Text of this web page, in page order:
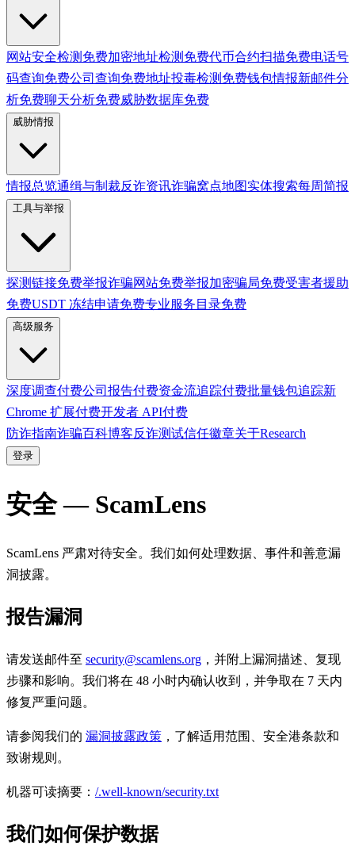
网站安全检测 免费加密地址检测 免费代币合约扫描免费电话号
码查询免费公司查询免费地址投毒检测 免费钱包情报新邮件分
析免费聊天分析免费威胁数据库免费
威胁情报
情报总览通缉与制裁反诈资讯诈骗窝点地图实体搜索每周简报
工具与举报
探测链接免费举报诈骗网站免费举报加密骗局免费受害者援助
免费USDT 冻结申请免费专业服务目录免费
高级服务
深度调查付费公司报告付费资金流追踪付费批量钱包追踪新
Chrome 扩展付费开发者 API付费
防诈指南诈骗百科博客反诈测试信任徽章关于Research
登录
安全 — ScamLens
ScamLens 严肃对待安全。我们如何处理数据、事件和善意漏
洞披露。
报告漏洞
请发送邮件至 security@scamlens.org ，并附上漏洞描述、复现
步骤和影响。我们将在 48 小时内确认收到，并争取在 7 天内
修复严重问题。
请参阅我们的 漏洞披露政策 ，了解适用范围、安全港条款和
致谢规则。
机器可读摘要： /.well-known/security.txt
我们如何保护数据